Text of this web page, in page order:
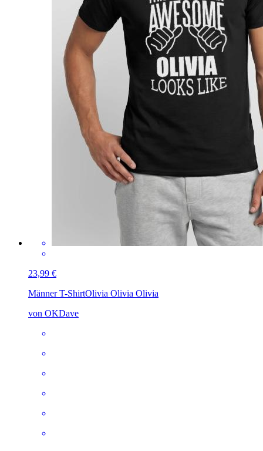
23,99 €
Männer T-ShirtOlivia Olivia Olivia
von OKDave